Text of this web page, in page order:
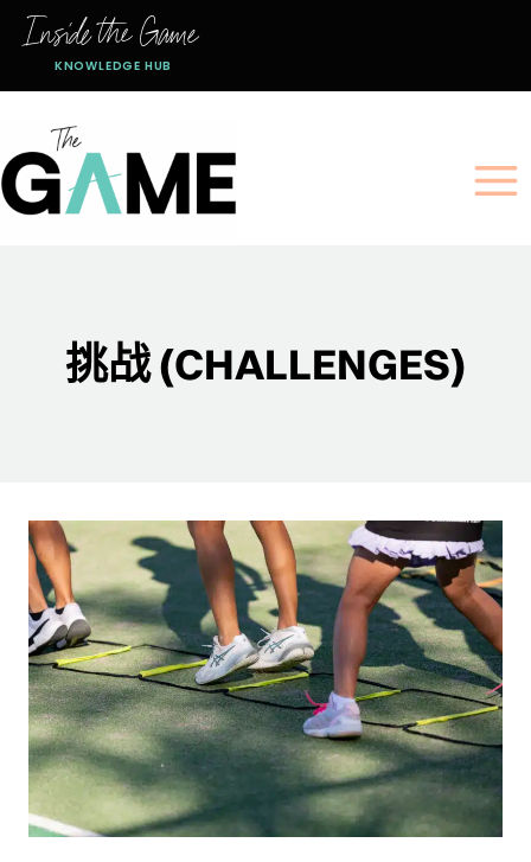
Inside the Game
KNOWLEDGE HUB
挑战 (CHALLENGES)